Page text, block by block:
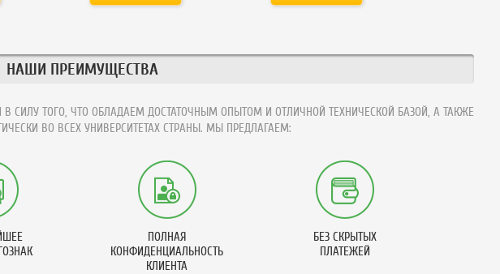
НАШИ ПРЕИМУЩЕСТВА
ТОГО, ЧТО ОБЛАДАЕМ ДОСТАТОЧНЫМ ОПЫТОМ И ОТЛИЧНОЙ ТЕХНИЧЕСКОЙ БАЗОЙ, А ТАКЖЕ
ВО ВСЕХ УНИВЕРСИТЕТАХ СТРАНЫ. МЫ ПРЕДЛАГАЕМ:
ПОЛНАЯ
КОНФИДЕНЦИАЛЬНОСТЬ
КЛИЕНТА
БЕЗ СКРЫТЫХ
ПЛАТЕЖЕЙ